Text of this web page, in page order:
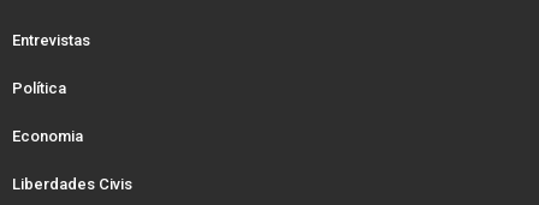
Entrevistas
Política
Economia
Liberdades Civis